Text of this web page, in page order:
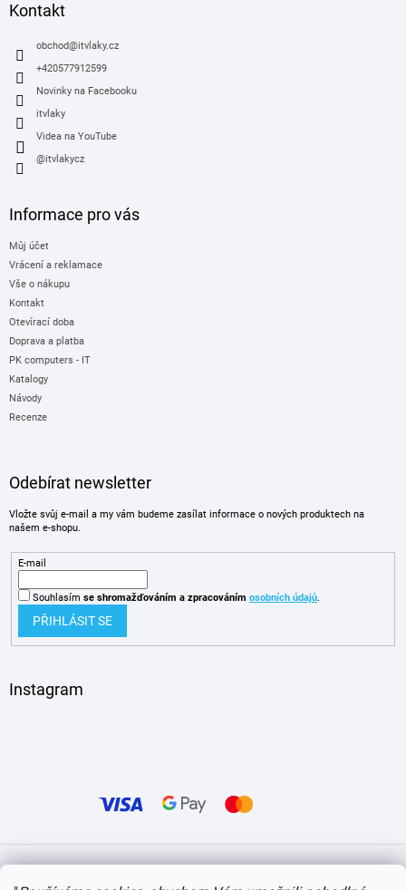
Kontakt
obchod@itvlaky.cz
+420577912599
Novinky na Facebooku
itvlaky
Videa na YouTube
@itvlakycz
Informace pro vás
Můj účet
Vrácení a reklamace
Vše o nákupu
Kontakt
Otevírací doba
Doprava a platba
PK computers - IT
Katalogy
Návody
Recenze
Odebírat newsletter
Vložte svůj e-mail a my vám budeme zasílat informace o nových produktech na
našem e-shopu.
E-mail
Souhlasím se shromažďováním a zpracováním osobních údajů.
PŘIHLÁSIT SE
Instagram